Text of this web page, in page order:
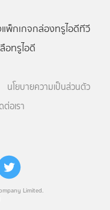
Limited.
แพ็กเกจกล่องทรูไอดีทีวี
อทรูไอดี
นโยบายความเป็นส่วนตัว
ต่อเรา